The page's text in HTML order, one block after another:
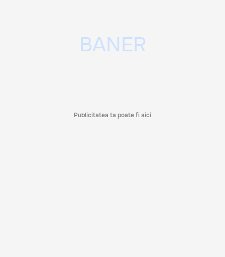
Publicitatea ta poate fi aici